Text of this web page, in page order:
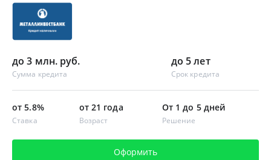
до 3 млн. руб.
Сумма кредита
до 5 лет
Срок кредита
от 5.8%
Ставка
от 21 года
Возраст
От 1 до 5 дней
Решение
Оформить